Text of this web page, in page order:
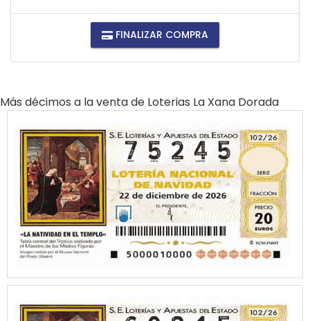
FINALIZAR COMPRA
Más décimos a la venta de Loterias La Xana Dorada